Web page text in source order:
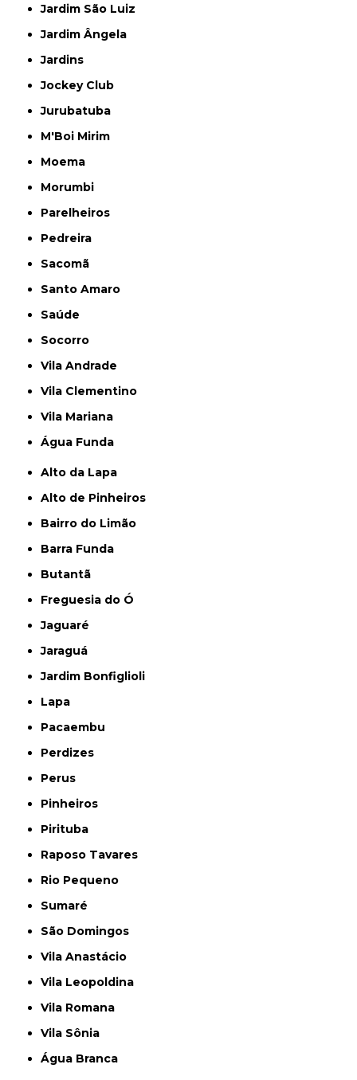
Jardim São Luiz
Jardim Ângela
Jardins
Jockey Club
Jurubatuba
M'Boi Mirim
Moema
Morumbi
Parelheiros
Pedreira
Sacomã
Santo Amaro
Saúde
Socorro
Vila Andrade
Vila Clementino
Vila Mariana
Água Funda
Alto da Lapa
Alto de Pinheiros
Bairro do Limão
Barra Funda
Butantã
Freguesia do Ó
Jaguaré
Jaraguá
Jardim Bonfiglioli
Lapa
Pacaembu
Perdizes
Perus
Pinheiros
Pirituba
Raposo Tavares
Rio Pequeno
Sumaré
São Domingos
Vila Anastácio
Vila Leopoldina
Vila Romana
Vila Sônia
Água Branca